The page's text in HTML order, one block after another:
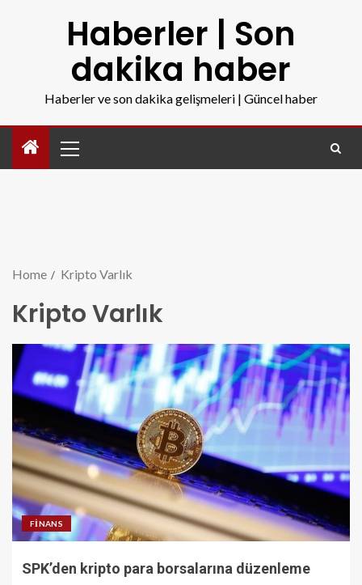
Haberler | Son
dakika haber
Haberler ve son dakika gelişmeleri | Güncel haber
Home Kripto Varlık
Kripto Varlık
FINANS
SPK’den kripto para borsalarına düzenleme